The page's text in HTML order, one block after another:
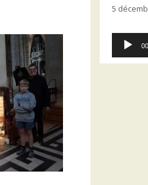
5
Lecteur
audio